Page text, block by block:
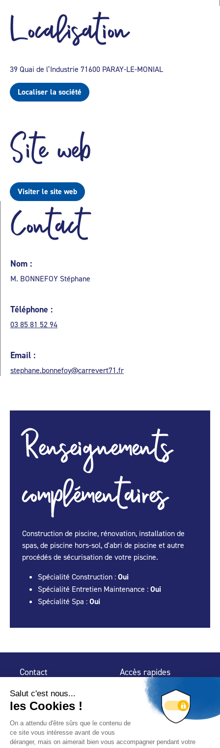
Localisation
39 Quai de l’Industrie 71600 PARAY-LE-MONIAL
Localiser la société
Site web
Visiter le site web
Contact
Nom :
M. BONNEFOY Stéphane
Téléphone :
03 85 81 52 94
Email :
stephane.bonnefoy@carrevert71.fr
Renseignements
complémentaires
Construction de piscine, rénovation, installation de
spas, de piscine hors-sol, d'abri de piscine et autre
procédés de sécurisation de votre piscine.
Spécialité Construction : Oui
Spécialité Entretien Maintenance : Oui
Spécialité Spa : Oui
Contact
32 rue de Mogador
75 009 Paris
Accès rapides
Espace Presse
Trouver un
professionnel